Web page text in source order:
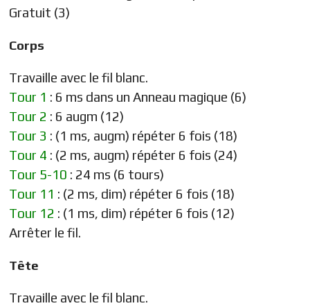
Corps
Travaille avec le fil blanc.
Tour 1 : 6 ms dans un Anneau magique (6)
Tour 2 : 6 augm (12)
Tour 3 : (1 ms, augm) répéter 6 fois (18)
Tour 4 : (2 ms, augm) répéter 6 fois (24)
Tour 5-10 : 24 ms (6 tours)
Tour 11 : (2 ms, dim) répéter 6 fois (18)
Tour 12 : (1 ms, dim) répéter 6 fois (12)
Arrêter le fil.
Tête
Travaille avec le fil blanc.